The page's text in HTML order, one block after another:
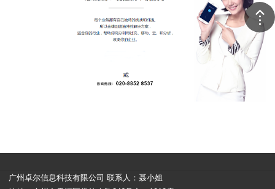
广州卓尔信息科技有限公司 联系人：聂小姐